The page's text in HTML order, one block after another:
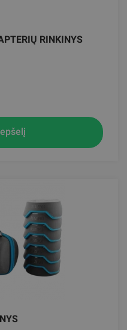
RINKINYS